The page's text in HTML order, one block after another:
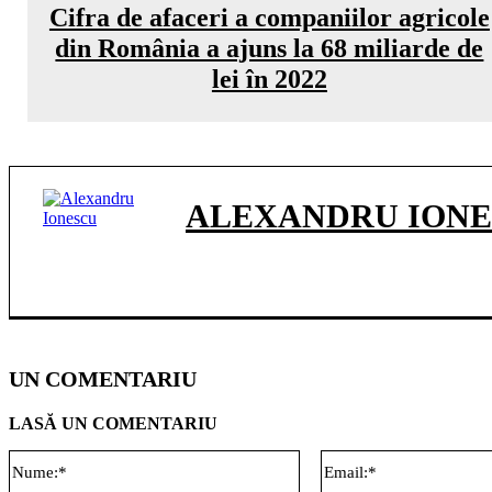
Cifra de afaceri a companiilor agricole
din România a ajuns la 68 miliarde de
lei în 2022
ALEXANDRU
UN COMENTARIU
LASĂ UN COMENTARIU